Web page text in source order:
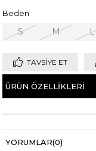
Beden
S M L
TAVSIYE ET
ÜRÜN ÖZELLIKLERI
YORUMLAR(0)